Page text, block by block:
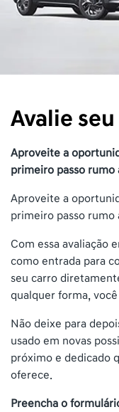
Avalie
Aproveite a
primeiro passo rumo
Aproveite a
primeiro passo rumo
Com essa avaliação
como entrada para
seu carro
qualquer forma,
Não deixe para
usado em novas
próximo e dedicado
oferece.
Preencha o